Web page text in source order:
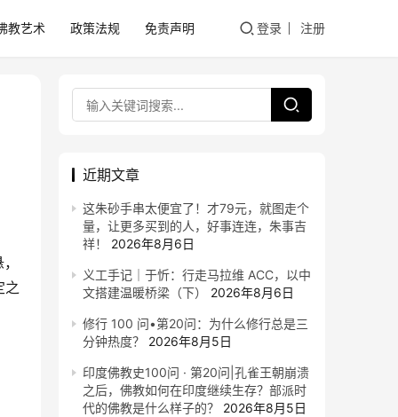
教艺术 政策法规 免责声明 登录 注册
之
近期文章
这朱砂手串太便宜了！才79元，就图走个
量，让更多买到的人，好事连连，朱事吉
祥！
2026年8月6日
义工手记｜于忻：行走马拉维 ACC，以中
文搭建温暖桥梁（下）
2026年8月6日
修行 100 问•第20问：为什么修行总是三
分钟热度？
2026年8月5日
印度佛教史100问 · 第20问|孔雀王朝崩溃
之后，佛教如何在印度继续生存？部派时
代的佛教是什么样子的？
2026年8月5日